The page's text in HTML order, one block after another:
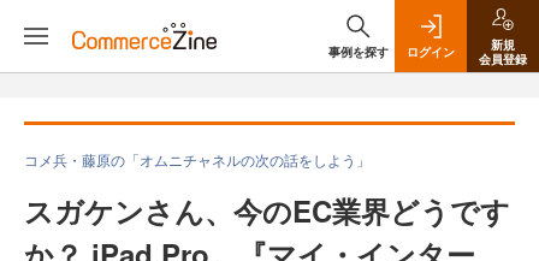
事例を探す ログイン
新規
会員登録
コメ兵・藤原の「オムニチャネルの次の話をしよう」
スガケンさん、今のEC業界どうです